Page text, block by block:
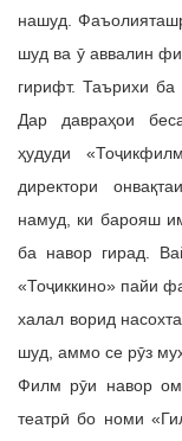
нашуд.
шуд ва ӯ аввалин
гирифт. Таърихи
Дар давраҳои
ҳудуди
директори
намуд, ки барояш
ба навор гирад.
«Тоҷиккино» пайи
халал ворид
шуд, аммо се рӯз
Филм рӯи навор
театрӣ бо номи